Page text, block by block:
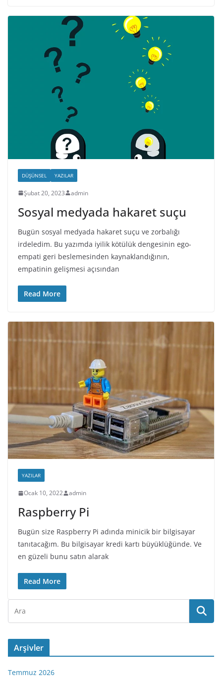
DÜŞÜNSEL YAZILAR
Şubat 20, 2023 admin
Sosyal medyada hakaret suçu
Bugün sosyal medyada hakaret suçu ve zorbalığı
irdeledim. Bu yazımda iyilik kötülük dengesinin ego-
empati geri beslemesinden kaynaklandığının,
empatinin gelişmesi açısından
Read More
YAZILAR
Ocak 10, 2022 admin
Raspberry Pi
Bugün size Raspberry Pi adında minicik bir bilgisayar
tanıtacağım. Bu bilgisayar kredi kartı büyüklüğünde. Ve
en güzeli bunu satın alarak
Read More
Arşivler
Temmuz 2026